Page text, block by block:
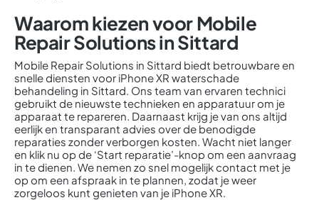
Waarom kiezen voor Mobile
Repair Solutions in Sittard
Mobile Repair Solutions in Sittard biedt betrouwbare en
snelle diensten voor iPhone XR waterschade
behandeling in Sittard. Ons team van ervaren technici
gebruikt de nieuwste technieken en apparatuur om je
apparaat te repareren. Daarnaast krijg je van ons altijd
eerlijk en transparant advies over de benodigde
reparaties zonder verborgen kosten. Wacht niet langer
en klik nu op de ‘Start reparatie’-knop om een aanvraag
in te dienen. We nemen zo snel mogelijk contact met je
op om een afspraak in te plannen, zodat je weer
zorgeloos kunt genieten van je iPhone XR.